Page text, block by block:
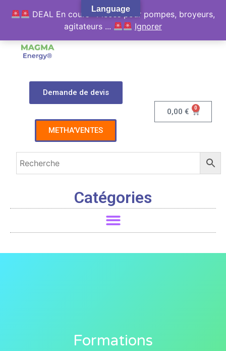
Demande de devis
METHA'VENTES
0,00€ 0
Catégories
Formations
Language
DEAL En cours : Pièces pour pompes, broyeurs,
agitateurs ...
Ignorer